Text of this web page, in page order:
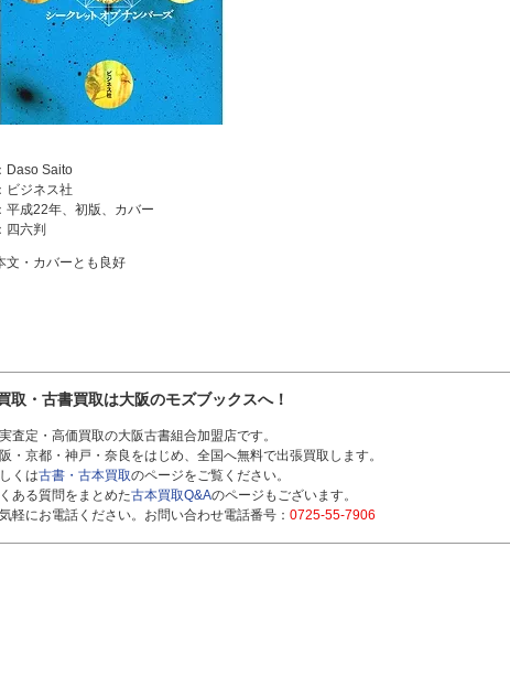
Daso Saito
ビジネス社
平成22年、初版、カバー
四六判
文・カバーとも良好
取・古書買取は大阪のモズブックスへ！
査定・高価買取の大阪古書組合加盟店です。
・京都・神戸・奈良をはじめ、全国へ無料で出張買取します。
くは古書・古本買取のページをご覧ください。
ある質問をまとめた古本買取Q&Aのページもございます。
軽にお電話ください。お問い合わせ電話番号： 0725-55-7906